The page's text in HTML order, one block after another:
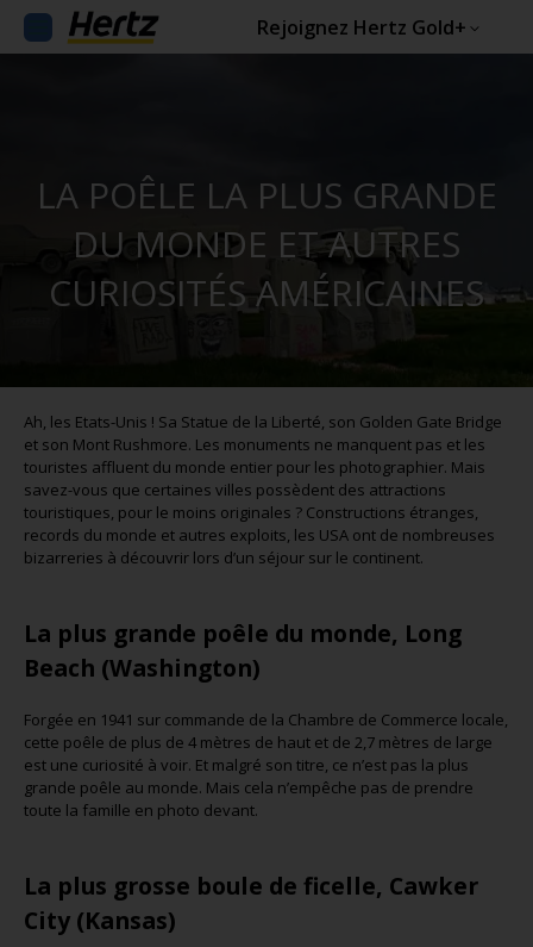
Rejoignez Hertz Gold+
LA POÊLE LA PLUS GRANDE
DU MONDE ET AUTRES
CURIOSITÉS AMÉRICAINES
Ah, les Etats-Unis ! Sa Statue de la Liberté, son Golden Gate Bridge
et son Mont Rushmore. Les monuments ne manquent pas et les
touristes affluent du monde entier pour les photographier. Mais
savez-vous que certaines villes possèdent des attractions
touristiques, pour le moins originales ? Constructions étranges,
records du monde et autres exploits, les USA ont de nombreuses
bizarreries à découvrir lors d’un séjour sur le continent.
La plus grande poêle du monde, Long
Beach (Washington)
Forgée en 1941 sur commande de la Chambre de Commerce locale,
cette poêle de plus de 4 mètres de haut et de 2,7 mètres de large
est une curiosité à voir. Et malgré son titre, ce n’est pas la plus
grande poêle au monde. Mais cela n’empêche pas de prendre
toute la famille en photo devant.
La plus grosse boule de ficelle, Cawker
City (Kansas)